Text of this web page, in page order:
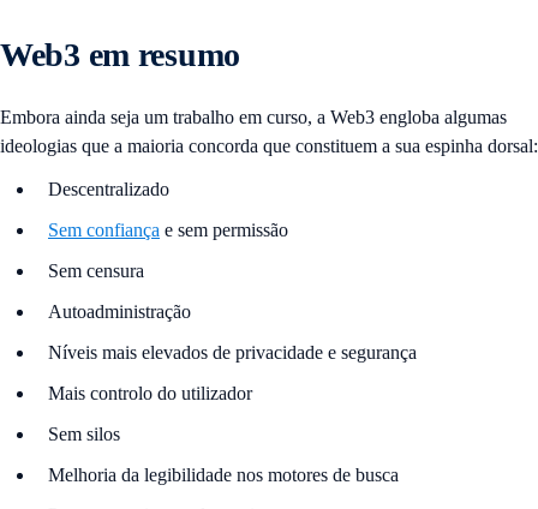
Web3 em resumo
Embora ainda seja um trabalho em curso, a Web3 engloba algumas
ideologias que a maioria concorda que constituem a sua espinha dorsal:
Descentralizado
Sem confiança e sem permissão
Sem censura
Autoadministração
Níveis mais elevados de privacidade e segurança
Mais controlo do utilizador
Sem silos
Melhoria da legibilidade nos motores de busca